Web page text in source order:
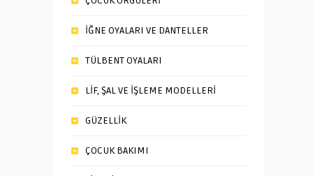
İĞNE OYALARI VE DANTELLER
TÜLBENT OYALARI
LİF, ŞAL VE İŞLEME MODELLERİ
GÜZELLİK
ÇOCUK BAKIMI